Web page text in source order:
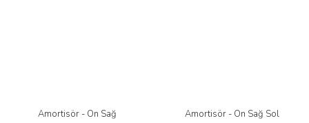
Amortisör - Ön Sağ Amortisör - Ön Sağ Sol